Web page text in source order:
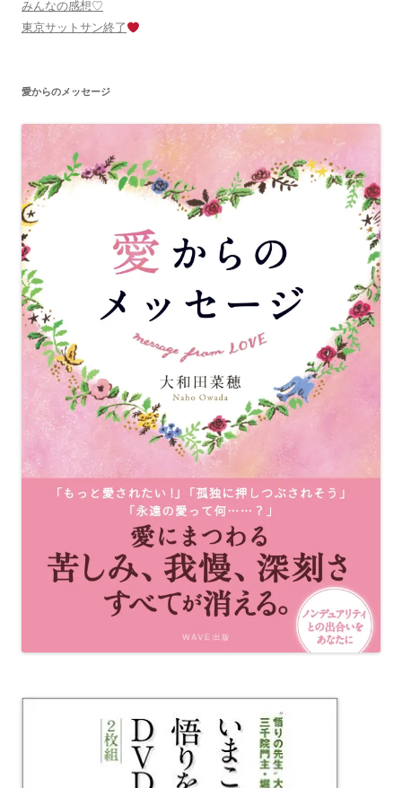
みんなの感想♡
東京サットサン終了
愛からのメッセージ